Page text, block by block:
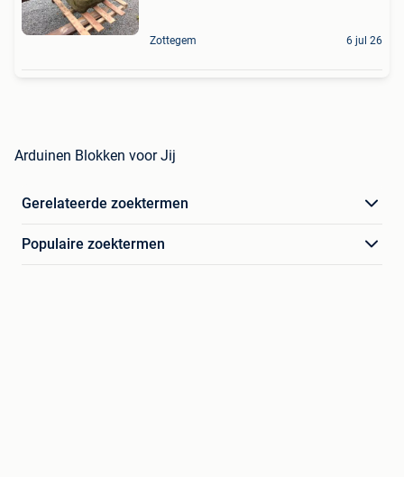
Zottegem 6 jul 26
Arduinen Blokken voor Jij
Gerelateerde zoektermen
Populaire zoektermen